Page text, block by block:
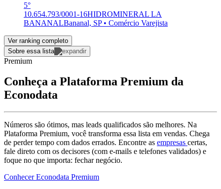
5°
10.654.793/0001-16HIDROMINERAL LA
BANANALBananal, SP • Comércio Varejista
Ver ranking completo
Sobre essa lista
Premium
Conheça a Plataforma Premium da
Econodata
Números são ótimos, mas leads qualificados são melhores. Na
Plataforma Premium, você transforma essa lista em vendas. Chega
de perder tempo com dados errados. Encontre as empresas certas,
fale direto com os decisores (com e-mails e telefones validados) e
foque no que importa: fechar negócio.
Conhecer Econodata Premium